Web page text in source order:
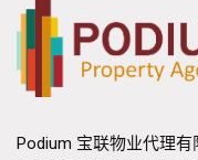
Podium 宝联物业代理有